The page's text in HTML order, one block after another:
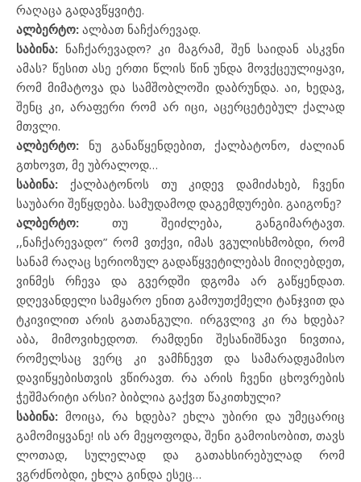
რაღაცა გადავწყვიტე.
ალბერტო: ალბათ ნაჩქარევად.
საბინა: ნაჩქარევადო? კი მაგრამ, შენ საიდან ასკვნი
ამას? წესით ასე ერთი წლის წინ უნდა მოვქცეულიყავი,
რომ მიმატოვა და სამშობლოში დაბრუნდა. აი, ხედავ,
შენც კი, არაფერი რომ არ იცი, აცერცეტებულ ქალად
მთვლი.
ალბერტო: ნუ განაწყენდებით, ქალბატონო, ძალიან
გთხოვთ, მე უბრალოდ…
საბინა: ქალბატონოს თუ კიდევ დამიძახებ, ჩვენი
საუბარი შეწყდება. სამუდამოდ დაგემდურები. გაიგონე?
ალბერტო: თუ შეიძლება, განგიმარტავთ.
,,ნაჩქარევადო” რომ ვთქვი, იმას ვგულისხმობდი, რომ
სანამ რაღაც სერიოზულ გადაწყვეტილებას მიიღებდეთ,
ვინმეს რჩევა და გვერდში დგომა არ გაწყენდათ.
დღევანდელი სამყარო ენით გამოუთქმელი ტანჯვით და
ტკივილით არის გათანგული. ირგვლივ კი რა ხდება?
აბა, მიმოვიხედოთ. რამდენი შესანიშნავი ნივთია,
რომელსაც ვერც კი ვამჩნევთ და სამარადჟამისო
დავიწყებისთვის ვწირავთ. რა არის ჩვენი ცხოვრების
ჭეშმარიტი არსი? ბიბლია გაქვთ წაკითხული?
საბინა: მოიცა, რა ხდება? ეხლა უბირი და უმეცარიც
გამომიყვანე! ის არ მეყოფოდა, შენი გამოისობით, თავს
ლოთად, სულელად და გათახსირებულად რომ
ვგრძნობდი, ეხლა გინდა ესეც…